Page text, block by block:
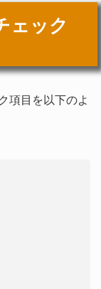
ェック
項目を以下のよ